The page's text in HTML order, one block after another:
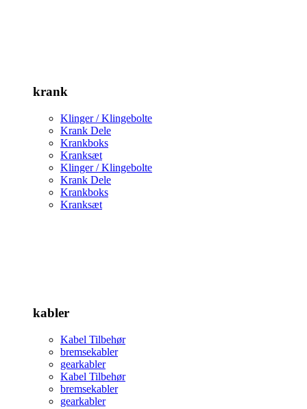
krank
Klinger / Klingebolte
Krank Dele
Krankboks
Kranksæt
Klinger / Klingebolte
Krank Dele
Krankboks
Kranksæt
kabler
Kabel Tilbehør
bremsekabler
gearkabler
Kabel Tilbehør
bremsekabler
gearkabler